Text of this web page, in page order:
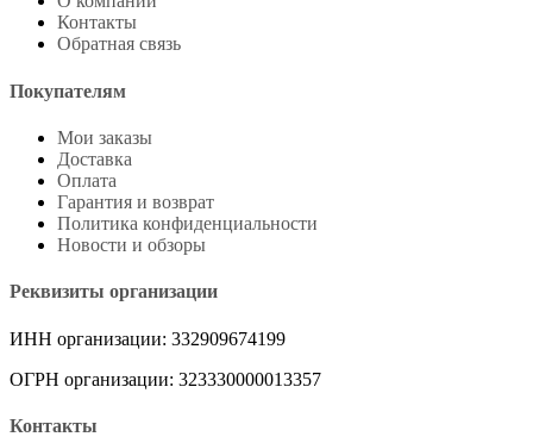
Контакты
Обратная связь
Покупателям
Мои заказы
Доставка
Оплата
Гарантия и возврат
Политика конфиденциальности
Новости и обзоры
Реквизиты организации
ИНН организации: 332909674199
ОГРН организации: 323330000013357
Контакты